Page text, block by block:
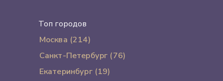
Топ городов
Москва (214)
Санкт-Петербург (76)
Екатеринбург (19)